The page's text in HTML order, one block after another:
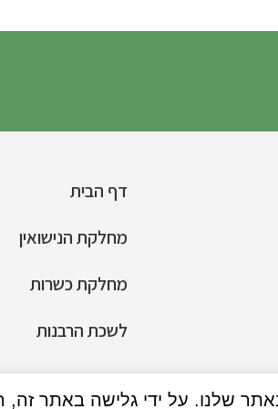
דף הבית
מחלקת הנישואין
מחלקת כשרות
לשכת הרבנות
הצהרת נגישות